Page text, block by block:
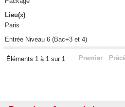
Lieu(x)
Paris
Entrée Niveau 6 (Bac+3 et 4)
Éléments 1 à 1 sur 1 Premier